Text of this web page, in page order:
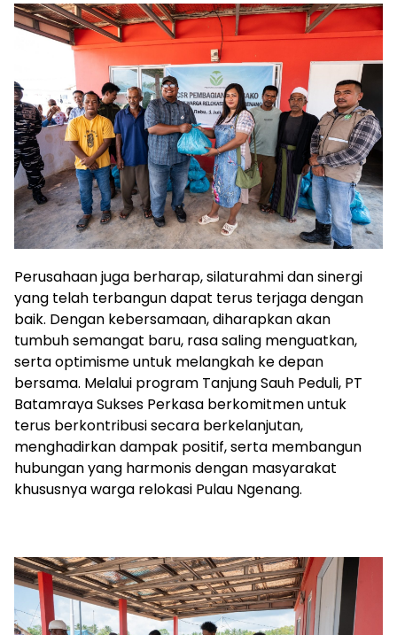
Perusahaan juga berharap, silaturahmi dan sinergi
yang telah terbangun dapat terus terjaga dengan
baik. Dengan kebersamaan, diharapkan akan
tumbuh semangat baru, rasa saling menguatkan,
serta optimisme untuk melangkah ke depan
bersama. Melalui program Tanjung Sauh Peduli, PT
Batamraya Sukses Perkasa berkomitmen untuk
terus berkontribusi secara berkelanjutan,
menghadirkan dampak positif, serta membangun
hubungan yang harmonis dengan masyarakat
khususnya warga relokasi Pulau Ngenang.